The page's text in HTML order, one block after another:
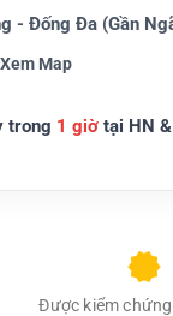
- Đống Đa (Gần
Xem Map
trong 1 giờtại HN &
Được kiểm